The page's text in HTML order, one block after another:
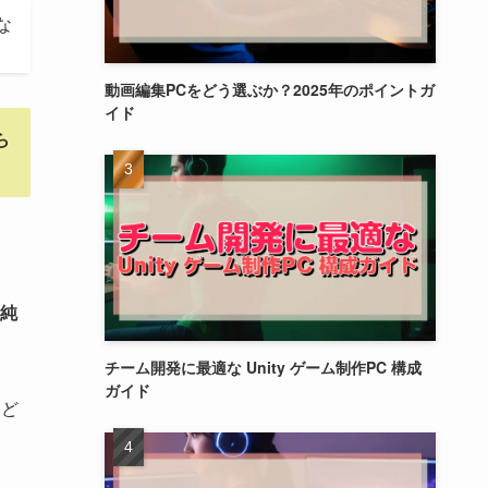
動画編集PCをどう選ぶか？2025年のポイントガ
イド
チーム開発に最適な Unity ゲーム制作PC 構成
ガイド